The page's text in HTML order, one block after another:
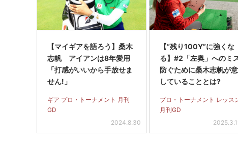
【マイギアを語ろう】桑木
志帆 アイアンは8年愛用
「打感がいいから手放せま
せん!」
ギア プロ・トーナメント 月刊
GD
2024.8.30
【“残り100Y”に強くな
る】#2「左奥」へのミ
防ぐために桑木志帆が
していることとは?
プロ・トーナメント レッス
月刊GD